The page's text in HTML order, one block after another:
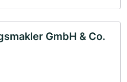
GmbH & Co.